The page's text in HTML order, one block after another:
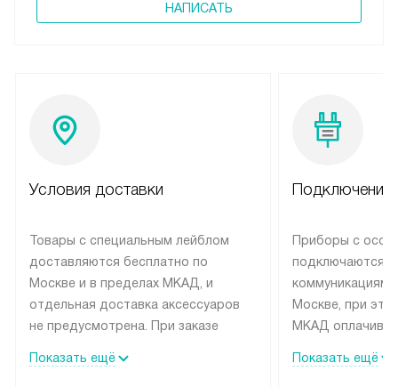
НАПИСАТЬ
Условия доставки
Товары с специальным лейблом
доставляются бесплатно по
Москве и в пределах МКАД, и
отдельная доставка аксессуаров
не предусмотрена. При заказе
рекомендуем обсудить с
Показать ещё
Подключение
Приборы с
подключаются к
коммуникациям
Москве, при
МКАД
партнера
Показать ещё